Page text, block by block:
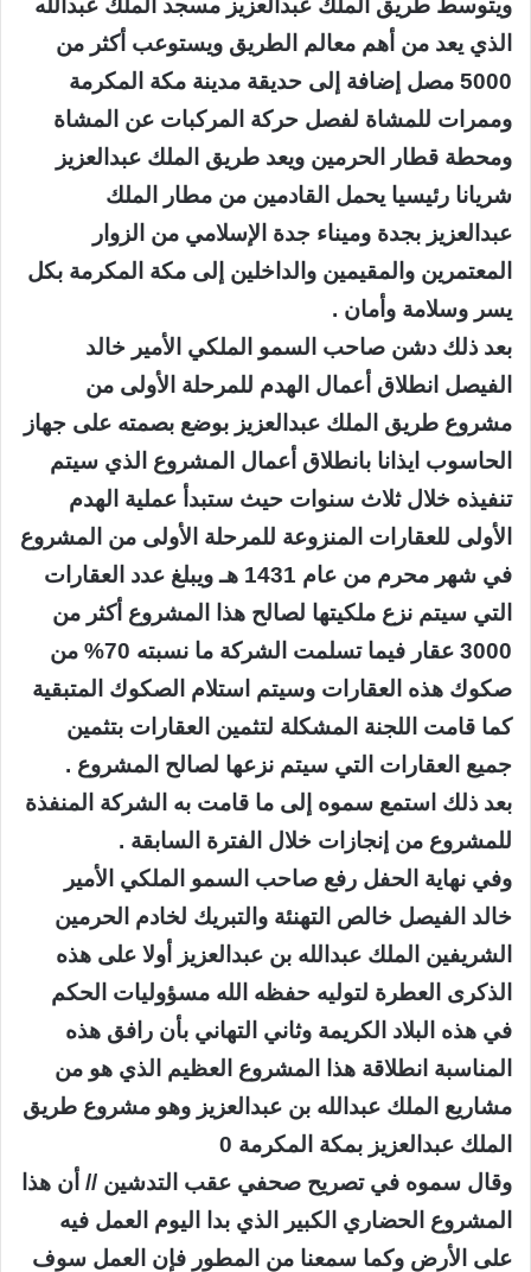
ويتوسط طريق الملك عبدالعزيز مسجد الملك عبدالله
الذي يعد من أهم معالم الطريق ويستوعب أكثر من
5000 مصل إضافة إلى حديقة مدينة مكة المكرمة
وممرات للمشاة لفصل حركة المركبات عن المشاة
ومحطة قطار الحرمين ويعد طريق الملك عبدالعزيز
شريانا رئيسيا يحمل القادمين من مطار الملك
عبدالعزيز بجدة وميناء جدة الإسلامي من الزوار
المعتمرين والمقيمين والداخلين إلى مكة المكرمة بكل
يسر وسلامة وأمان .
بعد ذلك دشن صاحب السمو الملكي الأمير خالد
الفيصل انطلاق أعمال الهدم للمرحلة الأولى من
مشروع طريق الملك عبدالعزيز بوضع بصمته على جهاز
الحاسوب ايذانا بانطلاق أعمال المشروع الذي سيتم
تنفيذه خلال ثلاث سنوات حيث ستبدأ عملية الهدم
الأولى للعقارات المنزوعة للمرحلة الأولى من المشروع
في شهر محرم من عام 1431 هـ ويبلغ عدد العقارات
التي سيتم نزع ملكيتها لصالح هذا المشروع أكثر من
3000 عقار فيما تسلمت الشركة ما نسبته 70% من
صكوك هذه العقارات وسيتم استلام الصكوك المتبقية
كما قامت اللجنة المشكلة لتثمين العقارات بتثمين
جميع العقارات التي سيتم نزعها لصالح المشروع .
بعد ذلك استمع سموه إلى ما قامت به الشركة المنفذة
للمشروع من إنجازات خلال الفترة السابقة .
وفي نهاية الحفل رفع صاحب السمو الملكي الأمير
خالد الفيصل خالص التهنئة والتبريك لخادم الحرمين
الشريفين الملك عبدالله بن عبدالعزيز أولا على هذه
الذكرى العطرة لتوليه حفظه الله مسؤوليات الحكم
في هذه البلاد الكريمة وثاني التهاني بأن رافق هذه
المناسبة انطلاقة هذا المشروع العظيم الذي هو من
مشاريع الملك عبدالله بن عبدالعزيز وهو مشروع طريق
الملك عبدالعزيز بمكة المكرمة 0
وقال سموه في تصريح صحفي عقب التدشين // أن هذا
المشروع الحضاري الكبير الذي بدا اليوم العمل فيه
على الأرض وكما سمعنا من المطور فإن العمل سوف